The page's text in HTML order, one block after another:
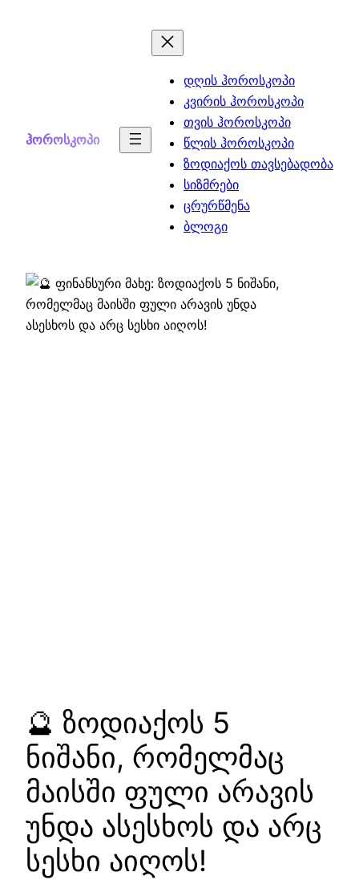
ჰოროსკოპი
დღის ჰოროსკოპი
კვირის ჰოროსკოპი
თვის ჰოროსკოპი
წლის ჰოროსკოპი
ზოდიაქოს თავსებადობა
სიზმრები
ცრურწმენა
ბლოგი
🔮 ზოდიაქოს 5
ნიშანი, რომელმაც
მაისში ფული არავის
უნდა ასესხოს და არც
სესხი აიღოს!